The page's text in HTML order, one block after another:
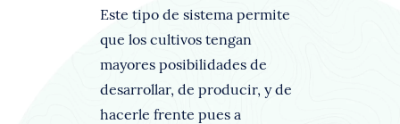
Este tipo de sistema permite
que los cultivos tengan
mayores posibilidades de
desarrollar, de producir, y de
hacerle frente pues a